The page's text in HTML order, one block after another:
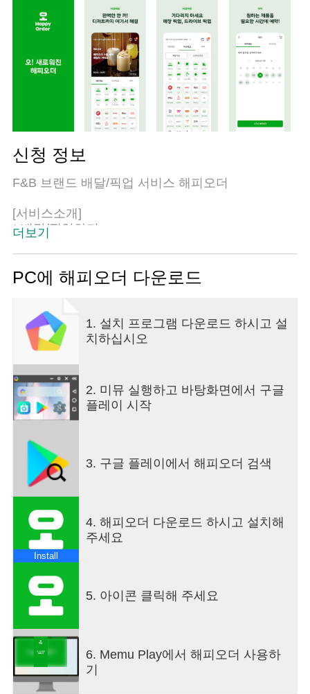
신청 정보
F&B 브랜드 배달/픽업 서비스 해피오더
[서비스소개]
* 배달/픽업하기
볼 수 있어요.
원하는 날짜에 미리 예약하세요.
미리 주문한 제품을 배달, 픽업으로 받아보세요.
* 배달선물하기
배달로 선물 할 수 있어요.
결제는 주문자가 하고, 주소는 수신자가 입력할 수
있어요.
* 브랜드관
가장 힙한 브랜드의 신상품은 뭐지?
브랜드별 신상품, 프로모션 소식을 가장 먼저 알 수
있어요.
* 해피포인트 하나로 OK
해피포인트로 결제는 물론, 적립도 가능해요.
해피포인트 ONEPASS ID로 회원가입절차 없이 이
용할 수 있어요.
[고객센터] 1670-3131
명절당일 제외 연중무휴, 운영시간 : 09:00~23:00
[선택적 접근 권한]
위치: 주소 설정 시에 사용할 수 있습니다
알림: 주문 현황 알림, 광고 푸시 수신에 사용할 수
있습니다
더보기
PC에 해피오더 다운로드
1. 설치 프로그램 다운로드 하시고 설
치하십시오
2. 미뮤 실행하고 바탕화면에서 구글
플레이 시작
3. 구글 플레이에서 해피오더 검색
Install
4. 해피오더 다운로드 하시고 설치해
주세요
5. 아이콘 클릭해 주세요
6. Memu Play에서 해피오더 사용하
기